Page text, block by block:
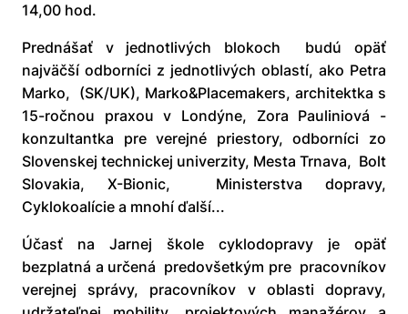
14,00 hod.
Prednášať v jednotlivých blokoch budú opäť
najväčší odborníci z jednotlivých oblastí, ako Petra
Marko, (SK/UK), Marko&Placemakers, architektka s
15-ročnou praxou v Londýne, Zora Pauliniová -
konzultantka pre verejné priestory, odborníci zo
Slovenskej technickej univerzity, Mesta Trnava, Bolt
Slovakia, X-Bionic, Ministerstva dopravy,
Cyklokoalície a mnohí ďalší...
Účasť na Jarnej škole cyklodopravy je opäť
bezplatná a určená predovšetkým pre pracovníkov
verejnej správy, pracovníkov v oblasti dopravy,